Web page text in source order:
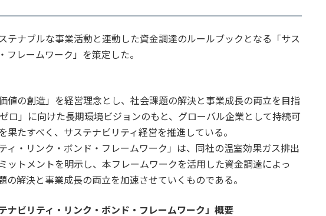
ナブルな事業活動と連動した資金調達のルールブックとなる「サス
レームワーク」を策定した。
値の創造」を経営理念とし、社会課題の解決と事業成長の両立を目指
ロ」に向けた長期環境ビジョンのもと、グローバル企業として持続可
たすべく、サステナビリティ経営を推進している。
・リンク・ボンド・フレームワーク」は、同社の温室効果ガス排出
ットメントを明示し、本フレームワークを活用した資金調達によっ
の解決と事業成長の両立を加速させていくものである。
ナビリティ・リンク・ボンド・フレームワーク」概要